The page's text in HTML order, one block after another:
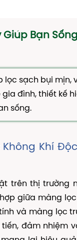
Bạn
lọc sạch bụi mịn,
đình, thiết kế
sống.
Khí
trên thị trường
giữa màng lọc
và màng lọc
đảm nhiệm